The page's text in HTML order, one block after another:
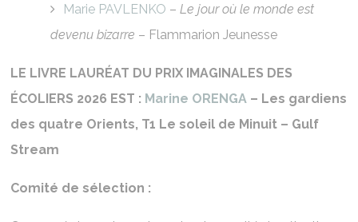
Marie PAVLENKO –Le jour où le monde est
devenu bizarre – Flammarion Jeunesse
LE LIVRE LAURÉAT DU PRIX IMAGINALES DES
ÉCOLIERS 2026 EST : Marine ORENGA – Les gardiens
des quatre Orients, T1 Le soleil de Minuit – Gulf
Stream
Comité de sélection :